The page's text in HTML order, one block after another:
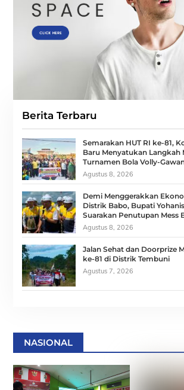
Berita Terbaru
Semarakan HUT RI ke-81,
Baru Menyatukan Langkah
Turnamen Bola Volly-
Agustus 8, 2026
Demi Menggerakkan
Distrik Babo, Bupati
Suarakan Penutupan Mess
Agustus 8, 2026
Jalan Sehat dan Doorprize
ke-81 di Distrik Tembuni
Agustus 7, 2026
NASIONAL